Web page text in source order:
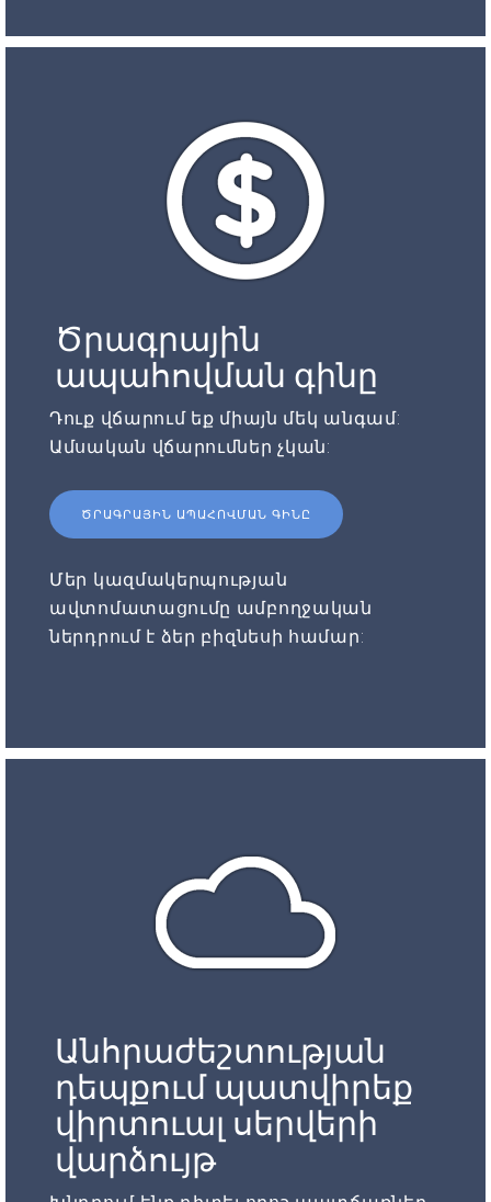
Ծրագրային
ապահովման գինը
Դուք վճարում եք միայն մեկ անգամ:
Ամսական վճարումներ չկան:
ԾՐԱԳՐԱՅԻՆ ԱՊԱՀՈՎՄԱՆ ԳԻՆԸ
Մեր կազմակերպության
ավտոմատացումը ամբողջական
ներդրում է ձեր բիզնեսի համար:
Անհրաժեշտության
դեպքում պատվիրեք
վիրտուալ սերվերի
վարձույթ